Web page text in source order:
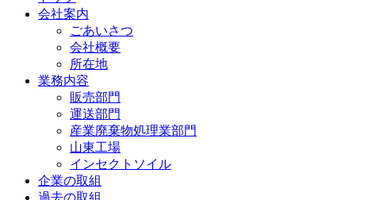
会社案内
ごあいさつ
会社概要
所在地
業務内容
販売部門
運送部門
産業廃棄物処理業部門
山東工場
インセクトソイル
企業の取組